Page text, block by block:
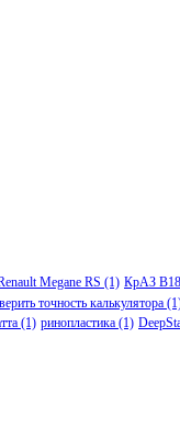
Megane RS (1) КрАЗ
точность калькулятора
(1) ринопластика (1)